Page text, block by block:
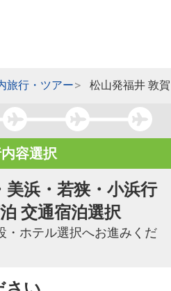
旅行・ツアー 松山発福井 敦
容選択
美浜・若狭・小浜行
交通宿泊選択
・ホテル選択へお進みくだ